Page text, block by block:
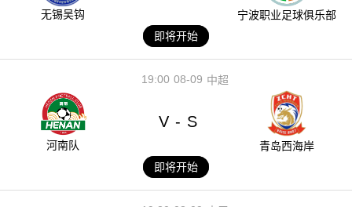
无锡吴钩
宁波职业足球俱乐部
即将开始
08-09
19:00 中超
河南队
V - S
青岛西海岸
即将开始